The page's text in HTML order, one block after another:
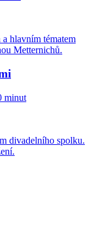
hlavním tématem
Metternichů.
minut
divadelního spolku.